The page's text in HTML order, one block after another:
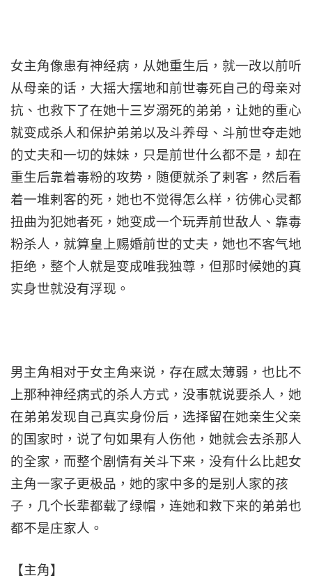
女主角像患有神经病，从她重生后，就一改以前听
从母亲的话，大摇大摆地和前世毒死自己的母亲对
抗、也救下了在她十三岁溺死的弟弟，让她的重心
就变成杀人和保护弟弟以及斗养母、斗前世夺走她
的丈夫和一切的妹妹，只是前世什么都不是，却在
重生后靠着毒粉的攻势，随便就杀了剌客，然后看
着一堆剌客的死，她也不觉得怎么样，彷佛心灵都
扭曲为犯她者死，她变成一个玩弄前世敌人、靠毒
粉杀人，就算皇上赐婚前世的丈夫，她也不客气地
拒绝，整个人就是变成唯我独尊，但那时候她的真
实身世就没有浮现。
男主角相对于女主角来说，存在感太薄弱，也比不
上那种神经病式的杀人方式，没事就说要杀人，她
在弟弟发现自己真实身份后，选择留在她亲生父亲
的国家时，说了句如果有人伤他，她就会去杀那人
的全家，而整个剧情有关斗下来，没有什么比起女
主角一家子更极品，她的家中多的是别人家的孩
子，几个长辈都载了绿帽，连她和救下来的弟弟也
都不是庄家人。
【主角】